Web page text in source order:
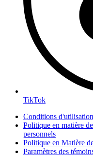
TikTok
Conditions d'utilisation
Politique en matière
personnels
Politique en Matière
Paramètres des